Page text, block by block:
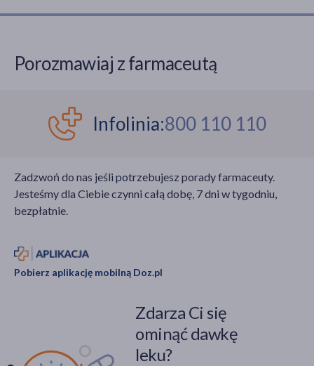
Porozmawiaj z farmaceutą
Infolinia:800 110 110
Zadzwoń do nas jeśli potrzebujesz porady farmaceuty.
Jesteśmy dla Ciebie czynni całą dobę, 7 dni w tygodniu,
bezpłatnie.
Pobierz aplikację mobilną Doz.pl
Zdarza Ci się
ominąć dawkę
leku?